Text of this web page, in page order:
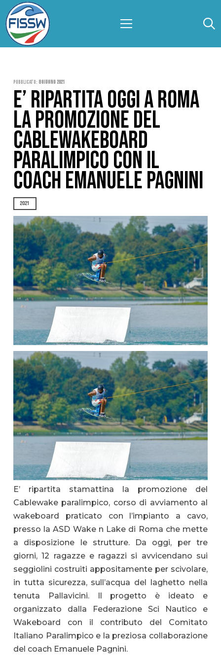
Pubblicato: 8 Giugno 2021
E’ RIPARTITA OGGI A ROMA
LA PROMOZIONE DEL
CABLEWAKEBOARD
PARALIMPICO CON IL
COACH EMANUELE PAGNINI
2021
E’ ripartita stamattina la promozione del
Cablewake paralimpico, corso di avviamento al
wakeboard praticato con l’impianto a cavo,
presso la ASD Wake n Lake di Roma che mette
a disposizione le strutture. Da oggi, per tre
giorni, 12 ragazze e ragazzi si avvicendano sui
seggiolini costruiti appositamente per scivolare,
in tutta sicurezza, sull’acqua del laghetto nella
tenuta Pallavicini. Il progetto è ideato e
organizzato dalla Federazione Sci Nautico e
Wakeboard con il contributo del Comitato
Italiano Paralimpico e la preziosa collaborazione
del coach Emanuele Pagnini.